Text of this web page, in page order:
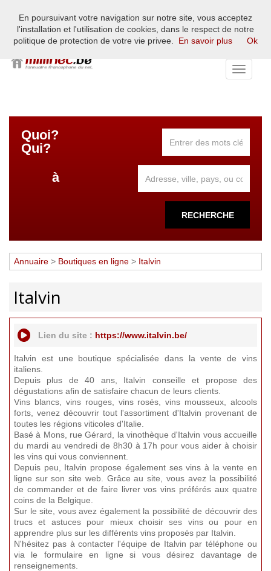
L'annuaire francophone du net européen - France, Belgique,
Suisse, Luxembourg
Toggle
Quoi?
Qui?
à
RECHERCHE
Annuaire > Boutiques en ligne > Italvin
Italvin
Lien du site : https://www.italvin.be/
Italvin est une boutique spécialisée dans la vente de vins
italiens.
Depuis plus de 40 ans, Italvin conseille et propose des
dégustations afin de satisfaire chacun de leurs clients.
Vins blancs, vins rouges, vins rosés, vins mousseux, alcools
forts, venez découvrir tout l'assortiment d'Italvin provenant de
toutes les régions viticoles d'Italie.
Basé à Mons, rue Gérard, la vinothèque d'Italvin vous accueille
du mardi au vendredi de 8h30 à 17h pour vous aider à choisir
les vins qui vous conviennent.
Depuis peu, Italvin propose également ses vins à la vente en
ligne sur son site web. Grâce au site, vous avez la possibilité
de commander et de faire livrer vos vins préférés aux quatre
coins de la Belgique.
Sur le site, vous avez également la possibilité de découvrir des
trucs et astuces pour mieux choisir ses vins ou pour en
apprendre plus sur les différents vins proposés par Italvin.
N'hésitez pas à contacter l'équipe de Italvin par téléphone ou
via le formulaire en ligne si vous désirez davantage de
renseignements.
En poursuivant votre navigation sur notre site, vous acceptez
l'installation et l'utilisation de cookies, dans le respect de notre
politique de protection de votre vie privee.
En savoir plus Ok